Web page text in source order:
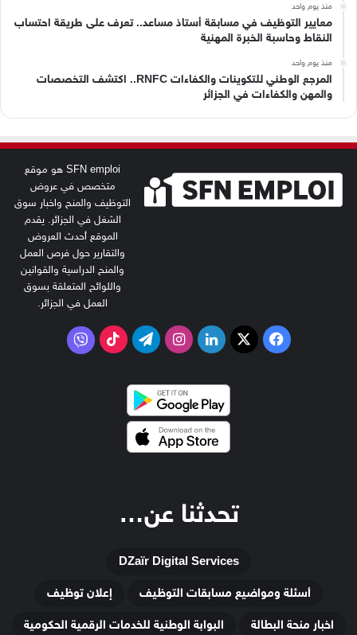
منذ يوم واحد
معايير التوظيف في مسابقة أستاذ مساعد.. تعرف على طريقة احتساب
النقاط وحاسبة الخبرة المهنية
منذ يوم واحد
المرجع الوطني للتكوينات والكفاءات RNFC.. اكتشف التخصصات
والمهن والكفاءات في الجزائر
SFN emploi هو موقع
متخصص في عروض
التوظيف والمنح واخبار سوق
الشغل في الجزائر. يقدم
الموقع أحدث العروض
والتقارير حول فرص العمل
والمنح الدراسية والقوانين
واللوائح المتعلقة بسوق
العمل في الجزائر.
فيسبوك
‫X لينكدإنانستقرامتيلقرام‫TikTokفايبر
تحدثنا عن…
DZaïr Digital Services
أسئلة ومواضيع مسابقات التوظيف
إعلان توظيف
اخبار منحة البطالة
البوابة الوطنية للخدمات الرقمية الحكومية